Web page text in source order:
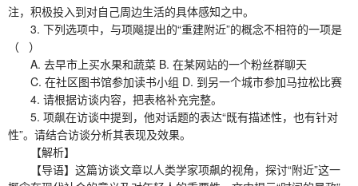
注，积极投入到对自己周边生活的具体感知之中。
3. 下列选项中，与项飚提出的“重建附近”的概念不相符的一项是
（ ）
A. 去早市上买水果和蔬菜 B. 在某网站的一个粉丝群聊天
C. 在社区图书馆参加读书小组 D. 到另一个城市参加马拉松比赛
4. 请根据访谈内容，把表格补充完整。
5. 项飙在访谈中提到，他对话题的表达“既有描述性，也有针对
性”。请结合访谈分析其表现及效果。
【解析】
【导语】这篇访谈文章以人类学家项飙的视角，探讨“附近”这一